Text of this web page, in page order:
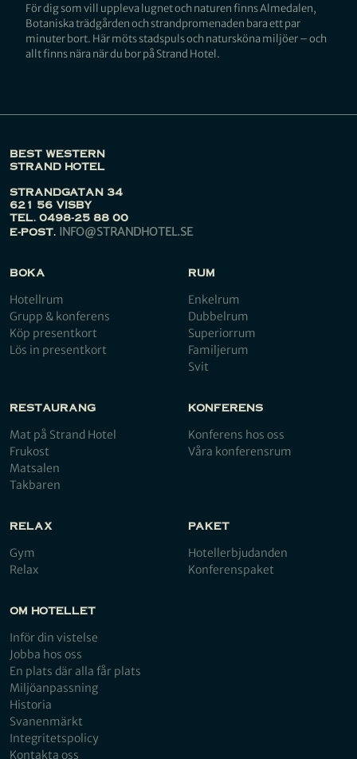
För dig som vill uppleva lugnet och naturen finns Almedalen,
Botaniska trädgården och strandpromenaden bara ett par
minuter bort. Här möts stadspuls och natursköna miljöer – och
allt finns nära när du bor på Strand Hotel.
BEST WESTERN
STRAND HOTEL
STRANDGATAN 34
621 56 VISBY
TEL. 0498-25 88 00
E-POST. INFO@STRANDHOTEL.SE
BOKA
Hotellrum
Grupp & konferens
Köp presentkort
Lös in presentkort
RUM
Enkelrum
Dubbelrum
Superiorrum
Familjerum
Svit
RESTAURANG
Mat på Strand Hotel
Frukost
Matsalen
Takbaren
KONFERENS
Konferens hos oss
Våra konferensrum
RELAX
Gym
Relax
PAKET
Hotellerbjudanden
Konferenspaket
OM HOTELLET
Inför din vistelse
Jobba hos oss
En plats där alla får plats
Miljöanpassning
Historia
Svanenmärkt
Integritetspolicy
Kontakta oss